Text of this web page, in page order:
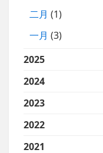
二月 (1)
一月 (3)
2025
2024
2023
2022
2021